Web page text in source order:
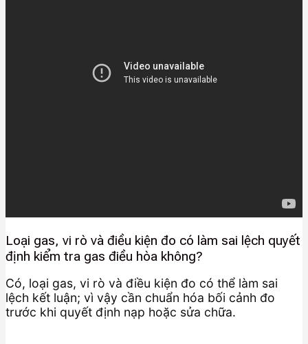
Loại gas, vi rò và điều kiện đo có làm sai lệch quyết
định kiểm tra gas điều hòa không?
Có, loại gas, vi rò và điều kiện đo có thể làm sai
lệch kết luận; vì vậy cần chuẩn hóa bối cảnh đo
trước khi quyết định nạp hoặc sửa chữa.